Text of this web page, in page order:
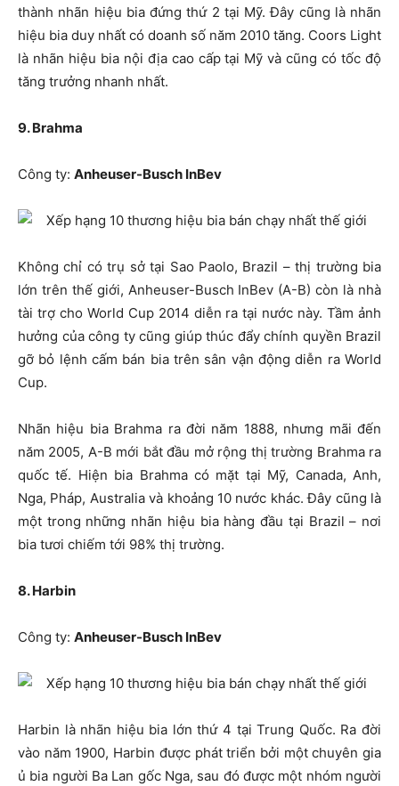
thành nhãn hiệu bia đứng thứ 2 tại Mỹ. Đây cũng là nhãn
hiệu bia duy nhất có doanh số năm 2010 tăng. Coors Light
là nhãn hiệu bia nội địa cao cấp tại Mỹ và cũng có tốc độ
tăng trưởng nhanh nhất.
9. Brahma
Công ty: Anheuser-Busch InBev
Không chỉ có trụ sở tại Sao Paolo, Brazil – thị trường bia
lớn trên thế giới, Anheuser-Busch InBev (A-B) còn là nhà
tài trợ cho World Cup 2014 diễn ra tại nước này. Tầm ảnh
hưởng của công ty cũng giúp thúc đẩy chính quyền Brazil
gỡ bỏ lệnh cấm bán bia trên sân vận động diễn ra World
Cup.
Nhãn hiệu bia Brahma ra đời năm 1888, nhưng mãi đến
năm 2005, A-B mới bắt đầu mở rộng thị trường Brahma ra
quốc tế. Hiện bia Brahma có mặt tại Mỹ, Canada, Anh,
Nga, Pháp, Australia và khoảng 10 nước khác. Đây cũng là
một trong những nhãn hiệu bia hàng đầu tại Brazil – nơi
bia tươi chiếm tới 98% thị trường.
8. Harbin
Công ty: Anheuser-Busch InBev
Harbin là nhãn hiệu bia lớn thứ 4 tại Trung Quốc. Ra đời
vào năm 1900, Harbin được phát triển bởi một chuyên gia
ủ bia người Ba Lan gốc Nga, sau đó được một nhóm người